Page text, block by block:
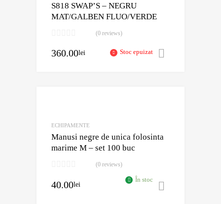
S818 SWAP’S – NEGRU
MAT/GALBEN FLUO/VERDE
(0 reviews)
360.00lei Stoc epuizat
ECHIPAMENTE
Manusi negre de unica folosinta
marime M – set 100 buc
(0 reviews)
40.00lei
În stoc